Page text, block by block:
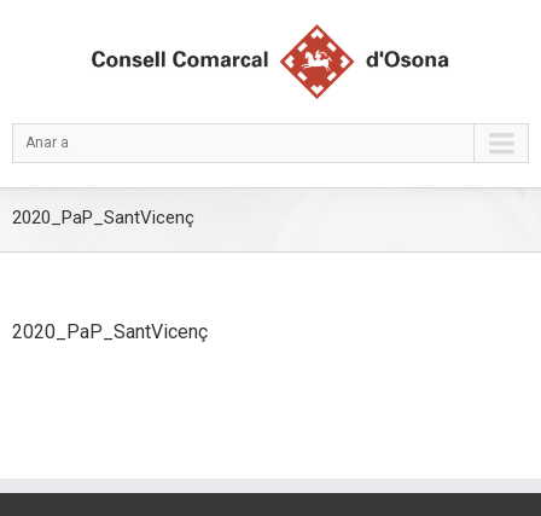
Anar a
2020_PaP_SantVicenç
2020_PaP_SantVicenç